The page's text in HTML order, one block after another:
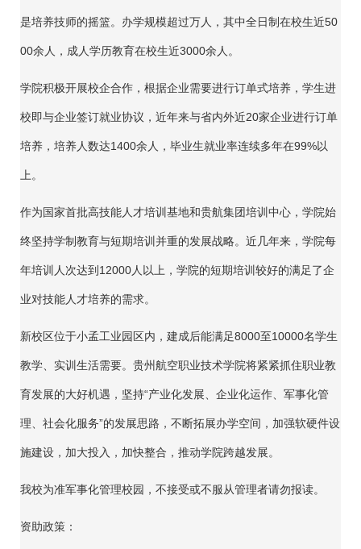
是培养技师的摇篮。办学规模超过万人，其中全日制在校生近50
00余人，成人学历教育在校生近3000余人。
学院积极开展校企合作，根据企业需要进行订单式培养，学生进
校即与企业签订就业协议，近年来与省内外近20家企业进行订单
培养，培养人数达1400余人，毕业生就业率连续多年在99%以
上。
作为国家首批高技能人才培训基地和贵航集团培训中心，学院始
终坚持学制教育与短期培训并重的发展战略。近几年来，学院每
年培训人次达到12000人以上，学院的短期培训较好的满足了企
业对技能人才培养的需求。
新校区位于小孟工业园区内，建成后能满足8000至10000名学生
教学、实训生活需要。贵州航空职业技术学院将紧紧抓住职业教
育发展的大好机遇，坚持“产业化发展、企业化运作、军事化管
理、社会化服务”的发展思路，不断拓展办学空间，加强软硬件设
施建设，加大投入，加快整合，推动学院跨越发展。
我校为准军事化管理校园，不接受或不服从管理者请勿报读。
资助政策：